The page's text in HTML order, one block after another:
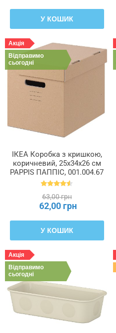
У КОШИК
Акція
Відправимо
сьогодні
ІКЕА Коробка з кришкою,
коричневий, 25x34x26 см
PAPPIS ПАППІС, 001.004.67
63,00 грн
62,00 грн
У КОШИК
Акція
Відправимо
сьогодні